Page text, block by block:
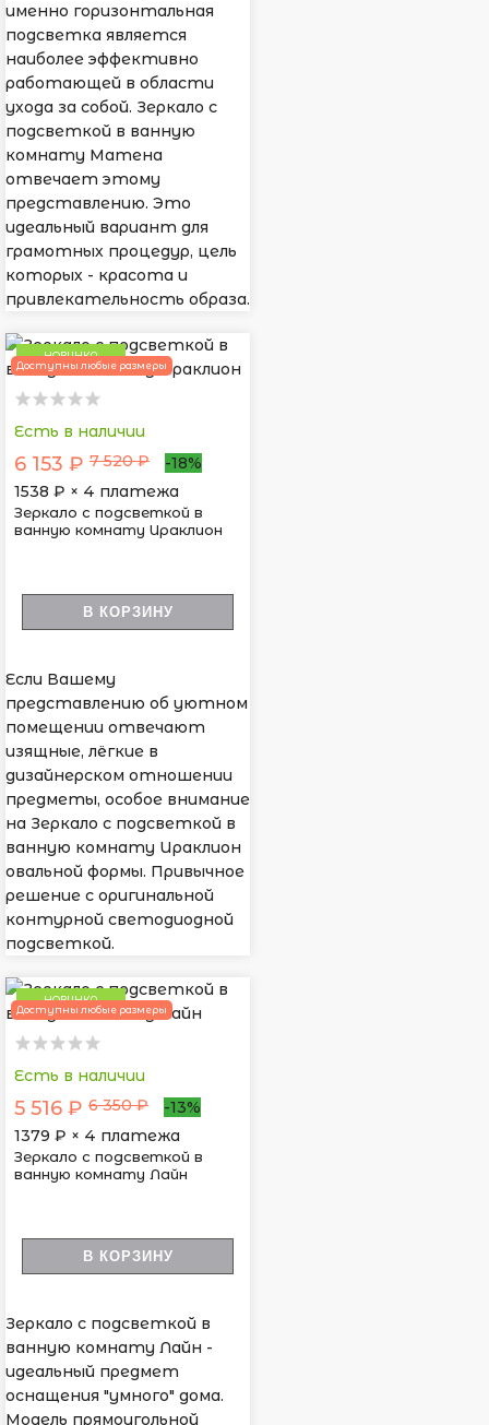
именно горизонтальная
подсветка является
наиболее эффективно
работающей в области
ухода за собой. Зеркало с
подсветкой в ванную
комнату Матена
отвечает этому
представлению. Это
идеальный вариант для
грамотных процедур, цель
которых - красота и
привлекательность образа.
НОВИНКА
Доступны любые размеры
Есть в наличии
6 153 ₽ 7 520 ₽
-18%
1538 ₽ × 4 платежа
Зеркало с подсветкой в
ванную комнату Ираклион
В КОРЗИНУ
Если Вашему
представлению об уютном
помещении отвечают
изящные, лёгкие в
дизайнерском отношении
предметы, особое внимание
на Зеркало с подсветкой в
ванную комнату Ираклион
овальной формы. Привычное
решение с оригинальной
контурной светодиодной
подсветкой.
НОВИНКА
Доступны любые размеры
Есть в наличии
5 516 ₽ 6 350 ₽
-13%
1379 ₽ × 4 платежа
Зеркало с подсветкой в
ванную комнату Лайн
В КОРЗИНУ
Зеркало с подсветкой в
ванную комнату Лайн -
идеальный предмет
оснащения "умного" дома.
Модель прямоугольной